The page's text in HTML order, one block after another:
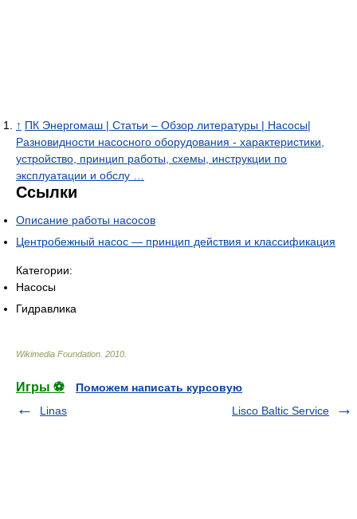
↑ ПК Энергомаш | Статьи – Обзор литературы | Насосы|
Разновидности насосного оборудования - характеристики,
устройство, принцип работы, схемы, инструкции по
эксплуатации и обслу …
Ссылки
Описание работы насосов
Центробежный насос — принцип действия и классификация
Категории:
Насосы
Гидравлика
Wikimedia Foundation. 2010.
Игры ⚽
Поможем написать курсовую
Linas
Lisco Baltic Service